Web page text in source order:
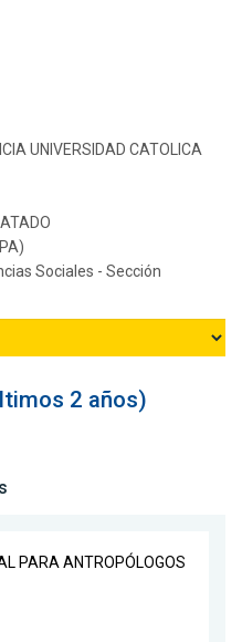
UNIVERSIDAD CATOLICA
Sociales - Sección
2 años)
PARA ANTROPÓLOGOS